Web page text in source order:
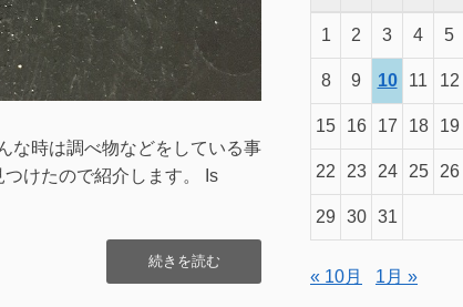
な時は調べ物などをしている事
けたので紹介します。 Is
“black
sand
続きを読む
1 2 3 4 5
8 9 10 11 12
15 16 17 18 19
22 23 24 25 26
29 30 31
« 10月 1月 »